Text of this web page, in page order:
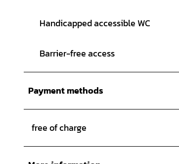
Handicapped accessible WC
Barrier-free access
Payment methods
free of charge